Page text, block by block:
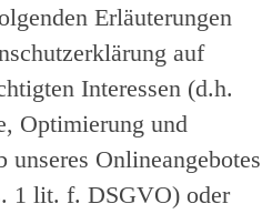
Erläuterungen
auf
Interessen (d.h.
Optimierung und
Onlineangebotes
1 lit. f. DSGVO) oder